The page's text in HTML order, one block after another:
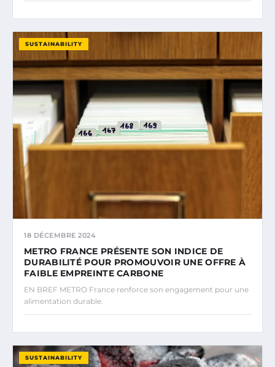
SUSTAINABILITY
18 DÉCEMBRE 2024
METRO FRANCE PRÉSENTE SON INDICE DE
DURABILITÉ POUR PROMOUVOIR UNE OFFRE À
FAIBLE EMPREINTE CARBONE
EN BREF METRO France renforce son engagement pour une
alimentation durable.
SUSTAINABILITY